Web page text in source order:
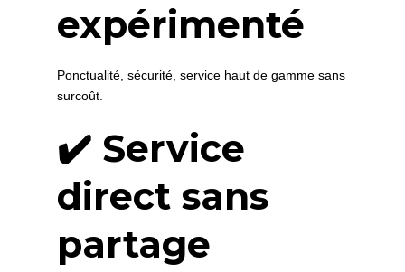
expérimenté
Ponctualité, sécurité, service haut de gamme sans
surcoût.
✔️ Service
direct sans
partage